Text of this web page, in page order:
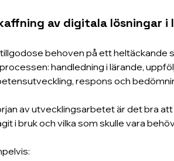
av digitala lösningar i
tillgodose behoven på ett heltäckande
handledning i lärande,
respons och
av utvecklingsarbetet är det bra
i bruk och vilka som skulle vara